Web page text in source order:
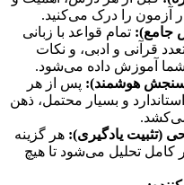
آزمون را درک می‌کنید.
جامع): تمام قواعد با زبانی
قرآنی و ادبی، و نکات
آموزش داده می‌شود.
هوشمند): پس از هر
و بسیار محتمل، ذهن
(تثبیت یادگیری): هر گزینه
کامل تحلیل می‌شود تا هیچ